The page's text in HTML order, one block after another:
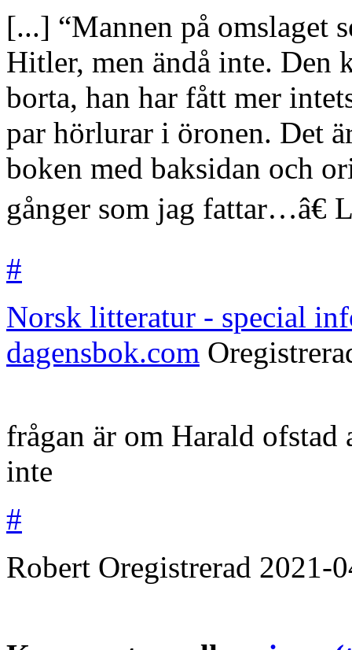
[...] “Mannen på omslaget
Hitler, men ändå inte. Den
borta, han har fått mer
par hörlurar i öronen. Det
boken med baksidan och
gånger som jag fattar…â€
#
Norsk litteratur - special
dagensbok.com
frågan är om Harald ofstad
inte
#
Robert Oregistrerad 2021-